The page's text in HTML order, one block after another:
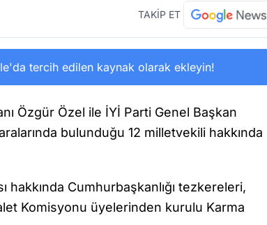
TAKİP ET
tercih edilen kaynak olarak ekleyin!
Özgür Özel ile İYİ Parti Genel Başkan
bulunduğu 12 milletvekili hakkında
hakkında Cumhurbaşkanlığı tezkereleri,
Komisyonu üyelerinden kurulu Karma